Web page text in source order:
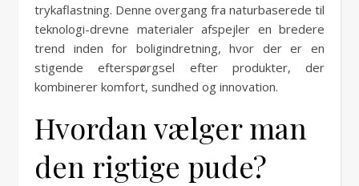
trykaflastning. Denne overgang fra naturbaserede til
teknologi-drevne materialer afspejler en bredere
trend inden for boligindretning, hvor der er en
stigende efterspørgsel efter produkter, der
kombinerer komfort, sundhed og innovation.
Hvordan vælger man
den rigtige pude?